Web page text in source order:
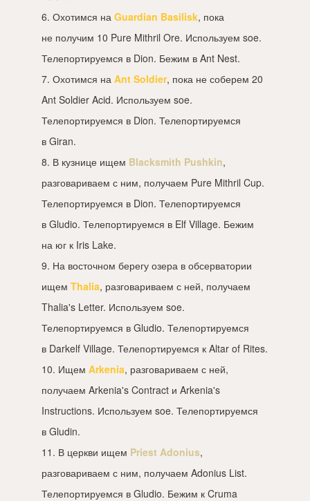
6. Охотимся на Guardian Basilisk, пока
не получим 10 Pure Mithril Ore. Используем soe.
Телепортируемся в Dion. Бежим в Ant Nest.
7. Охотимся на Ant Soldier, пока не соберем 20
Ant Soldier Acid. Используем soe.
Телепортируемся в Dion. Телепортируемся
в Giran.
8. В кузнице ищем Blacksmith Pushkin,
разговариваем с ним, получаем Pure Mithril Cup.
Телепортируемся в Dion. Телепортируемся
в Gludio. Телепортируемся в Elf Village. Бежим
на юг к Iris Lake.
9. На восточном берегу озера в обсерватории
ищем Thalia, разговариваем с ней, получаем
Thalia's Letter. Используем soe.
Телепортируемся в Gludio. Телепортируемся
в Darkelf Village. Телепортируемся к Altar of Rites.
10. Ищем Arkenia, разговариваем с ней,
получаем Arkenia's Contract и Arkenia's
Instructions. Используем soe. Телепортируемся
в Gludin.
11. В церкви ищем Priest Adonius,
разговариваем с ним, получаем Adonius List.
Телепортируемся в Gludio. Бежим к Cruma